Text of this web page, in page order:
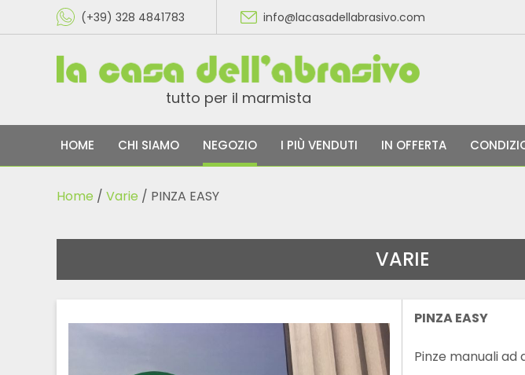
(+39) 328 4841783 info@lacasadellabrasivo.com
tutto per il marmista
HOME CHI SIAMO NEGOZIO I PIÙ VENDUTI IN OFFERTA
Home / Varie / PINZA EASY
VARIE
PINZA EASY
Pinze manuali ad